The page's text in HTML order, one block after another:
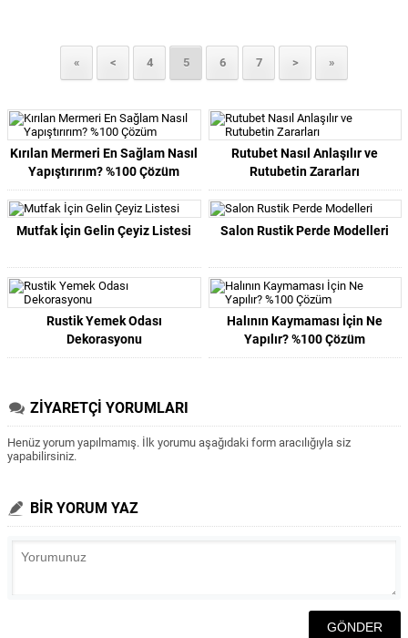
« < 4 5 6 7 > »
Kırılan Mermeri En Sağlam Nasıl
Yapıştırırım? %100 Çözüm
Rutubet Nasıl Anlaşılır ve
Rutubetin Zararları
Mutfak İçin Gelin Çeyiz Listesi Salon Rustik Perde Modelleri
Rustik Yemek Odası
Dekorasyonu
Halının Kaymaması İçin Ne
Yapılır? %100 Çözüm
ZİYARETÇİ YORUMLARI
Henüz yorum yapılmamış. İlk yorumu aşağıdaki form aracılığıyla siz
yapabilirsiniz.
BİR YORUM YAZ